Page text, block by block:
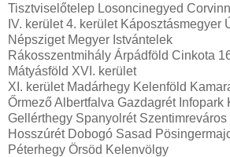
Tisztviselőtelep Losoncinegyed
IV. kerület 4. kerület Káposztásmegyer
Népsziget Megyer Istvántelek
Rákosszentmihály Árpádföld Cinkota
Mátyásföld XVI. kerület
XI. kerület Madárhegy Kelenföld
Őrmező Albertfalva Gazdagrét Infopark
Gellérthegy Spanyolrét Szentimreváros
Hosszúrét Dobogó Sasad
Péterhegy Örsöd Kelenvölgy